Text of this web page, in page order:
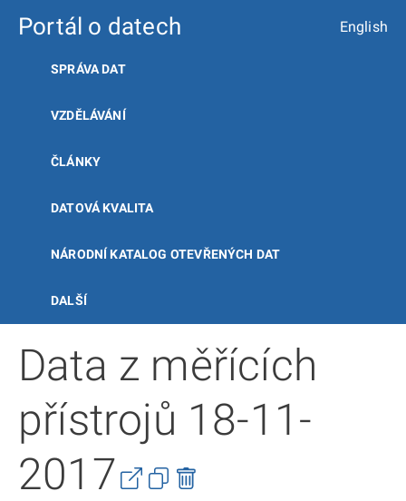
Portál o datech English
SPRÁVA DAT
VZDĚLÁVÁNÍ
ČLÁNKY
DATOVÁ KVALITA
NÁRODNÍ KATALOG OTEVŘENÝCH DAT
DALŠÍ
Data z měřících
přístrojů 18-11-
2017